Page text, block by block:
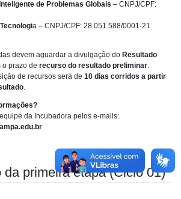
de Problemas Globais – CNPJ/CPF:
a – CNPJ/CPF: 28.051.588/0001-21
devem aguardar a divulgação do Resultado
o prazo de recurso do resultado preliminar
de recursos será de 10 dias corridos a partir
da Incubadora pelos e-mails:
da primeira etapa (Ciclo 01)